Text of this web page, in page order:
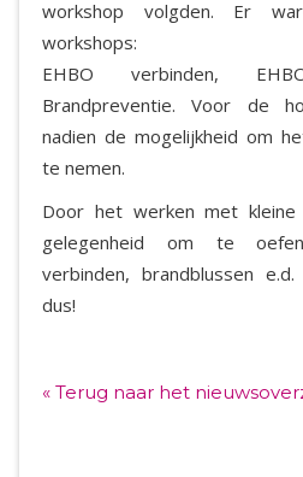
workshop volgden. Er
workshops:
EHBO verbinden,
Brandpreventie. Voor de
nadien de mogelijkheid om
te nemen.
Door het werken met
gelegenheid om te
verbinden, brandblussen
dus!
« Terug naar het